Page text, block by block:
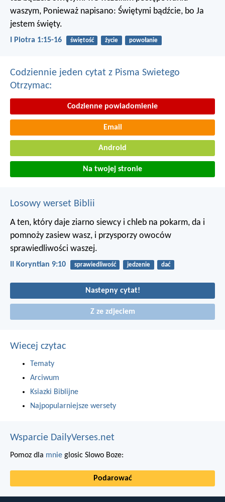
waszym, Ponieważ napisano: Świętymi bądźcie, bo Ja
jestem święty.
I Piotra 1:15-16 świętość życie powołanie
Codziennie jeden cytat z Pisma Swietego
Otrzymac:
Codzienne powiadomienie
Email
Android
Na twojej stronie
Losowy werset Biblii
A ten, który daje ziarno siewcy i chleb na pokarm, da i
pomnoży zasiew wasz, i przysporzy owoców
sprawiedliwości waszej.
II Koryntian 9:10 sprawiedliwość jedzenie dać
Nastepny cytat!
Z ze zdjeciem
Wiecej czytac
Tematy
Arciwum
Ksiazki Biblijne
Najpopularniejsze wersety
Wsparcie DailyVerses.net
Pomoz dla mnie glosic Slowo Boze:
Podarować